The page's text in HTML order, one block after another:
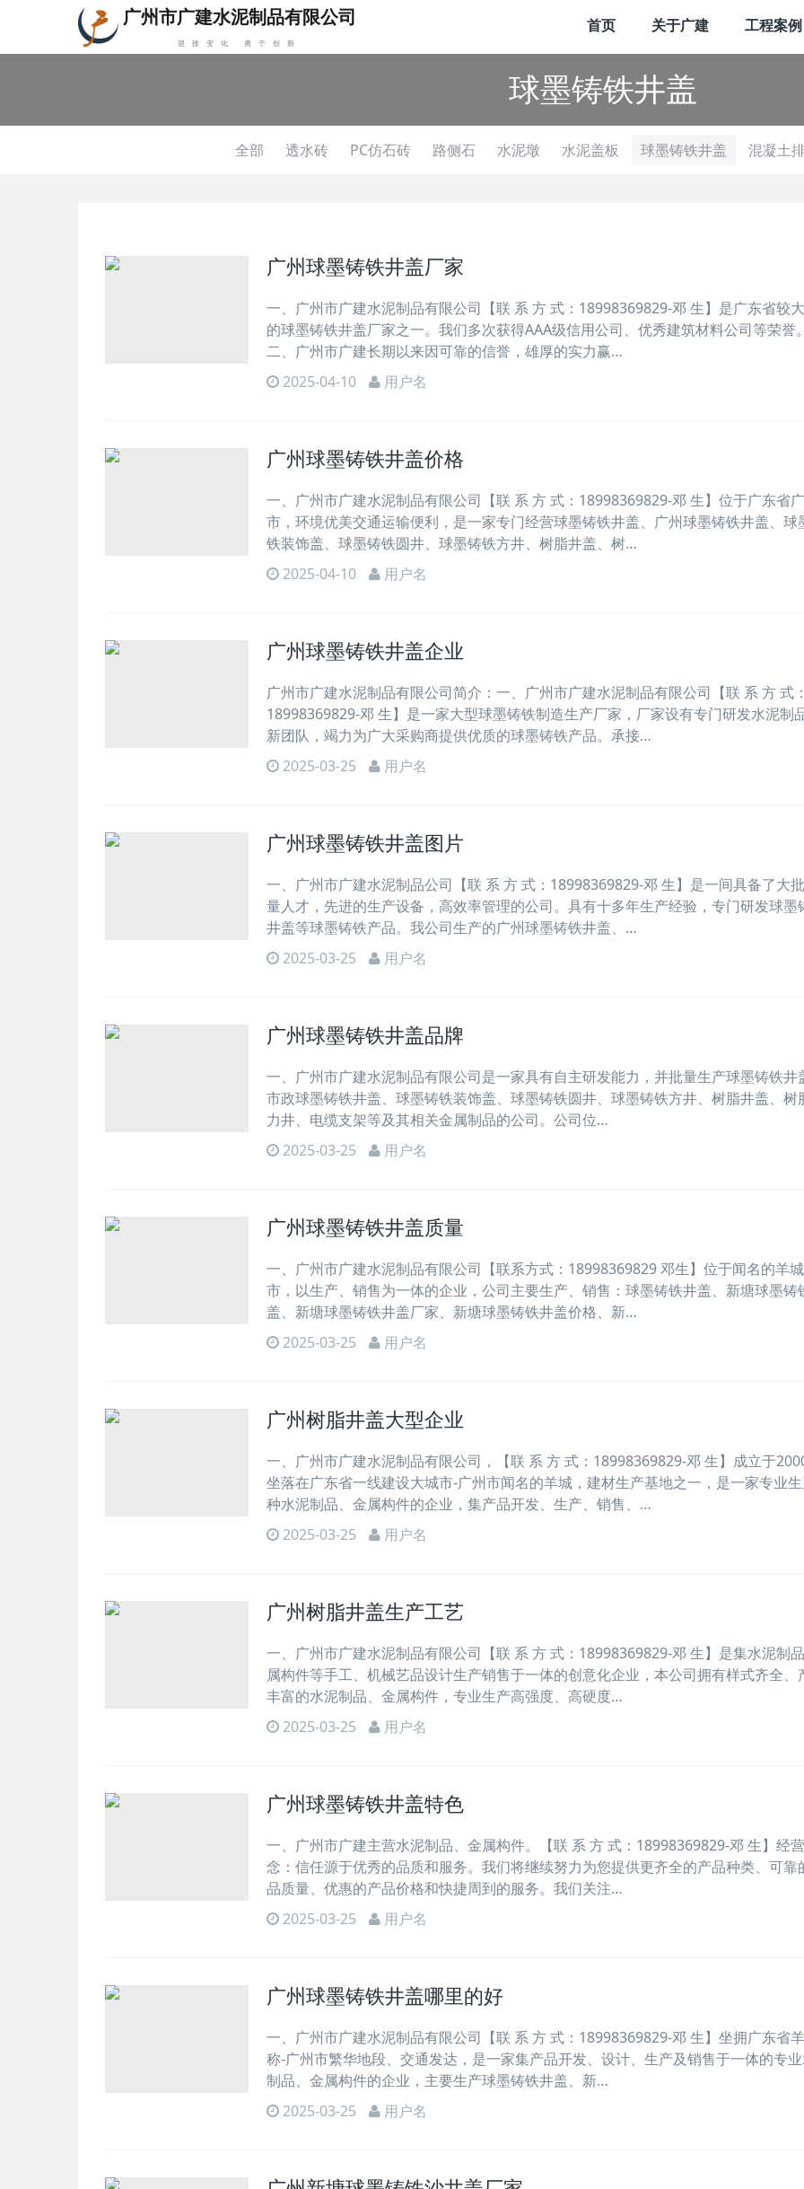
广州市广建水泥制品有限公司
迎接变化 勇于创新
首页 关于广建 工程案例
球墨铸铁井盖
全部 透水砖 PC仿石砖 路侧石 水泥墩 水泥盖板 球墨铸铁井盖 混凝土
广州球墨铸铁井盖厂家
一、广州市广建水泥制品有限公司【联 系 方 式：18998369829-邓 生】是广东省较
的球墨铸铁井盖厂家之一。我们多次获得AAA级信用公司、优秀建筑材料公司等荣誉。
二、广州市广建长期以来因可靠的信誉，雄厚的实力赢…
2025-04-10
用户名
广州球墨铸铁井盖价格
一、广州市广建水泥制品有限公司【联 系 方 式：18998369829-邓 生】位于广东省
市，环境优美交通运输便利，是一家专门经营球墨铸铁井盖、广州球墨铸铁井盖、球
铁装饰盖、球墨铸铁圆井、球墨铸铁方井、树脂井盖、树…
2025-04-10
用户名
广州球墨铸铁井盖企业
广州市广建水泥制品有限公司简介：一、广州市广建水泥制品有限公司【联 系 方 式：
18998369829-邓 生】是一家大型球墨铸铁制造生产厂家，厂家设有专门研发水泥制
新团队，竭力为广大采购商提供优质的球墨铸铁产品。承接…
2025-03-25
用户名
广州球墨铸铁井盖图片
一、广州市广建水泥制品公司【联 系 方 式：18998369829-邓 生】是一间具备了大
量人才，先进的生产设备，高效率管理的公司。具有十多年生产经验，专门研发球墨
井盖等球墨铸铁产品。我公司生产的广州球墨铸铁井盖、…
2025-03-25
用户名
广州球墨铸铁井盖品牌
一、广州市广建水泥制品有限公司是一家具有自主研发能力，并批量生产球墨铸铁井
市政球墨铸铁井盖、球墨铸铁装饰盖、球墨铸铁圆井、球墨铸铁方井、树脂井盖、树
力井、电缆支架等及其相关金属制品的公司。公司位…
2025-03-25
用户名
广州球墨铸铁井盖质量
一、广州市广建水泥制品有限公司【联系方式：18998369829 邓生】位于闻名的羊
市，以生产、销售为一体的企业，公司主要生产、销售：球墨铸铁井盖、新塘球墨铸
盖、新塘球墨铸铁井盖厂家、新塘球墨铸铁井盖价格、新…
2025-03-25
用户名
广州树脂井盖大型企业
一、广州市广建水泥制品有限公司，【联 系 方 式：18998369829-邓 生】成立于
坐落在广东省一线建设大城市-广州市闻名的羊城，建材生产基地之一，是一家专业
种水泥制品、金属构件的企业，集产品开发、生产、销售、…
2025-03-25
用户名
广州树脂井盖生产工艺
一、广州市广建水泥制品有限公司【联 系 方 式：18998369829-邓 生】是集水泥制
属构件等手工、机械艺品设计生产销售于一体的创意化企业，本公司拥有样式齐全、
丰富的水泥制品、金属构件，专业生产高强度、高硬度…
2025-03-25
用户名
广州球墨铸铁井盖特色
一、广州市广建主营水泥制品、金属构件。【联 系 方 式：18998369829-邓 生】经
念：信任源于优秀的品质和服务。我们将继续努力为您提供更齐全的产品种类、可靠
品质量、优惠的产品价格和快捷周到的服务。我们关注…
2025-03-25
用户名
广州球墨铸铁井盖哪里的好
一、广州市广建水泥制品有限公司【联 系 方 式：18998369829-邓 生】坐拥广东省
称-广州市繁华地段、交通发达，是一家集产品开发、设计、生产及销售于一体的专
制品、金属构件的企业，主要生产球墨铸铁井盖、新…
2025-03-25
用户名